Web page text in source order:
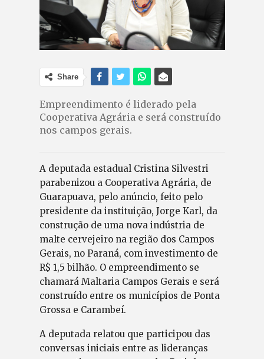
Share
Empreendimento é liderado pela
Cooperativa Agrária e será construído
nos campos gerais.
A deputada estadual Cristina Silvestri
parabenizou a Cooperativa Agrária, de
Guarapuava, pelo anúncio, feito pelo
presidente da instituição, Jorge Karl, da
construção de uma nova indústria de
malte cervejeiro na região dos Campos
Gerais, no Paraná, com investimento de
R$ 1,5 bilhão. O empreendimento se
chamará Maltaria Campos Gerais e será
construído entre os municípios de Ponta
Grossa e Carambeí.
A deputada relatou que participou das
conversas iniciais entre as lideranças